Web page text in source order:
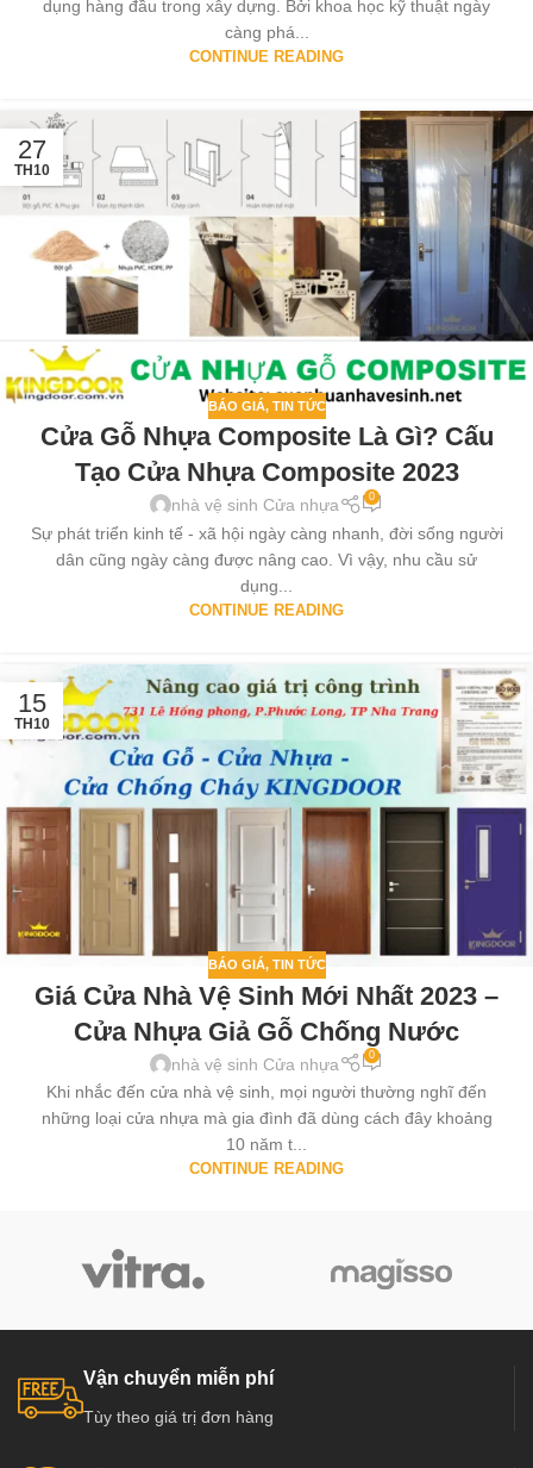
dụng hàng đầu trong xây dựng. Bởi khoa học kỹ thuật ngày
càng phá...
CONTINUE READING
27
TH10
BÁO GIÁ, TIN TỨC
Cửa Gỗ Nhựa Composite Là Gì? Cấu
Tạo Cửa Nhựa Composite 2023
nhà vệ sinh Cửa nhựa 0
Sự phát triển kinh tế - xã hội ngày càng nhanh, đời sống người
dân cũng ngày càng được nâng cao. Vì vậy, nhu cầu sử
dụng...
CONTINUE READING
15
TH10
BÁO GIÁ, TIN TỨC
Giá Cửa Nhà Vệ Sinh Mới Nhất 2023 –
Cửa Nhựa Giả Gỗ Chống Nước
nhà vệ sinh Cửa nhựa 0
Khi nhắc đến cửa nhà vệ sinh, mọi người thường nghĩ đến
những loại cửa nhựa mà gia đình đã dùng cách đây khoảng
10 năm t...
CONTINUE READING
Vận chuyển miễn phí
Tùy theo giá trị đơn hàng